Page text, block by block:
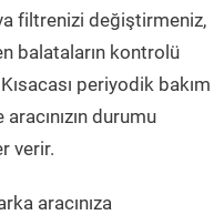
filtrenizi değiştirmeniz,
balataların kontrolü
periyodik bakım
durumu
verir.
aracınıza